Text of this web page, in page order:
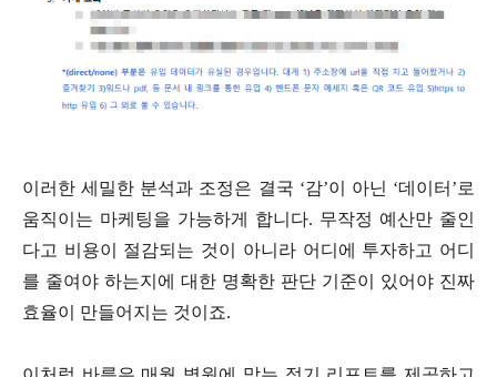
이러한 세밀한 분석과 조정은 결국 ‘감’이 아닌 ‘데이터’로
움직이는 마케팅을 가능하게 합니다. 무작정 예산만 줄인
다고 비용이 절감되는 것이 아니라 어디에 투자하고 어디
를 줄여야 하는지에 대한 명확한 판단 기준이 있어야 진짜
효율이 만들어지는 것이죠.